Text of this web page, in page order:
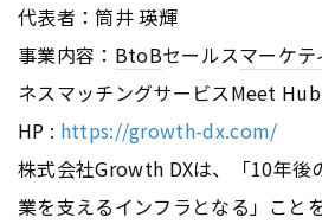
代表者：筒井 瑛輝
事業内容： BtoBセールスマーケ
ネスマッチングサービスMeet
HP : https://growth-dx.com/
株式会社Growth DXは、「10年後
業を支えるインフラとなる」こと